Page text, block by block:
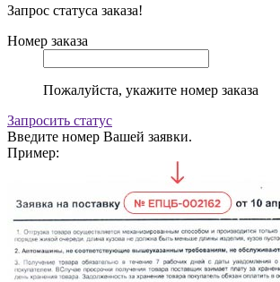
Запрос статуса заказа!
Номер заказа
Пожалуйста, укажите номер заказа
Запросить статус
Введите номер Вашей заявки.
Пример: